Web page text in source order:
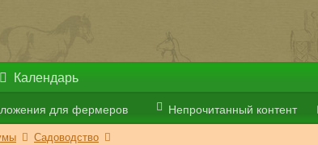
для фермеров Непрочитанный контент
Календарь
Садоводство